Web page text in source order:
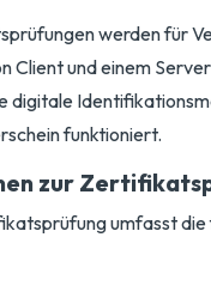
werden für
Client und einem
digitale
funktioniert.
zur
umfasst